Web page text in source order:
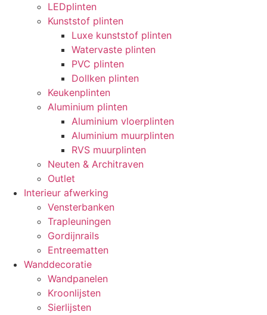
LEDplinten
Kunststof plinten
Luxe kunststof plinten
Watervaste plinten
PVC plinten
Dollken plinten
Keukenplinten
Aluminium plinten
Aluminium vloerplinten
Aluminium muurplinten
RVS muurplinten
Neuten & Architraven
Outlet
Interieur afwerking
Vensterbanken
Trapleuningen
Gordijnrails
Entreematten
Wanddecoratie
Wandpanelen
Kroonlijsten
Sierlijsten